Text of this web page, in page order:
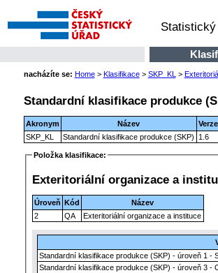
nacházíte se: Home> Klasifikace> SKP_KL >
Standardní klasifikace produkce
Akronym Název Verze
SKP_KL
Standardní klasifikace produkce (SKP) 1.6
Položka klasifikace:
Exteritoriální organizace a
Úroveň Kód
Název
2
QA Exteritoriální organizace a instituce
Standardní klasifikace produkce (SKP) - úroveň 1 -
Standardní klasifikace produkce (SKP) - úroveň 3 -